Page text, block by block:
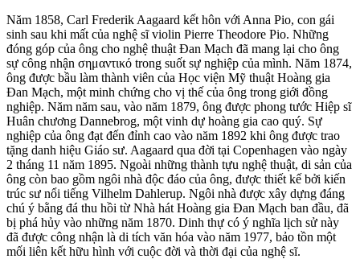
Năm 1858, Carl Frederik Aagaard kết hôn với Anna Pio, con gái
sinh sau khi mất của nghệ sĩ violin Pierre Theodore Pio. Những
đóng góp của ông cho nghệ thuật Đan Mạch đã mang lại cho ông
sự công nhận σημαντικό trong suốt sự nghiệp của mình. Năm 1874,
ông được bầu làm thành viên của Học viện Mỹ thuật Hoàng gia
Đan Mạch, một minh chứng cho vị thế của ông trong giới đồng
nghiệp. Năm năm sau, vào năm 1879, ông được phong tước Hiệp sĩ
Huân chương Dannebrog, một vinh dự hoàng gia cao quý. Sự
nghiệp của ông đạt đến đỉnh cao vào năm 1892 khi ông được trao
tặng danh hiệu Giáo sư. Aagaard qua đời tại Copenhagen vào ngày
2 tháng 11 năm 1895. Ngoài những thành tựu nghệ thuật, di sản của
ông còn bao gồm ngôi nhà độc đáo của ông, được thiết kế bởi kiến
trúc sư nổi tiếng Vilhelm Dahlerup. Ngôi nhà được xây dựng đáng
chú ý bằng đá thu hồi từ Nhà hát Hoàng gia Đan Mạch ban đầu, đã
bị phá hủy vào những năm 1870. Dinh thự có ý nghĩa lịch sử này
đã được công nhận là di tích văn hóa vào năm 1977, bảo tồn một
mối liên kết hữu hình với cuộc đời và thời đại của nghệ sĩ.